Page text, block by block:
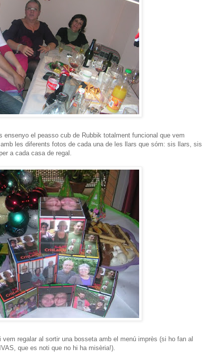
ensenyo el peasso cub de Rubbik totalment funcional que vem
les diferents fotos de cada una de les llars que sóm: sis llars, sis
a cada casa de regal.
regalar al sortir una bosseta amb el menú imprès (si ho fan al
que es noti que no hi ha misèria!).